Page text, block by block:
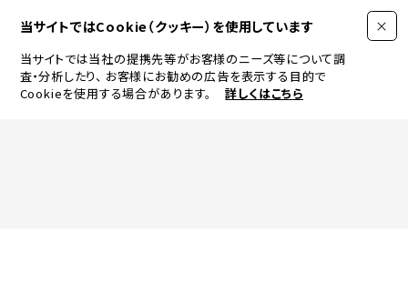
当サイトではCookie（クッキー）を使用しています
当サイトでは当社の提携先等がお客様のニーズ等について調
査・分析したり、 お客様にお勧めの広告を表示する目的で
Cookieを使用する場合があります。
詳しくはこちら